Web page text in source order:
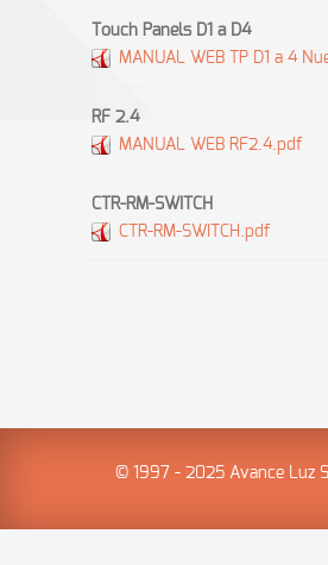
Touch Panels D1 a D4
MANUAL WEB TP D1 a 4
RF 2.4
MANUAL WEB RF2.4.pdf
CTR-RM-SWITCH
CTR-RM-SWITCH.pdf
© 1997 - 2025 Avance Luz